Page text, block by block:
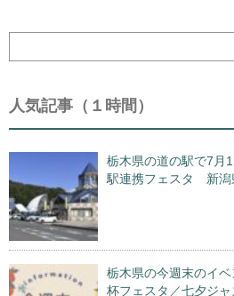
索
人気記事（１時間）
栃木県の道の駅で7月
駅連携フェスタ 新潟
栃木県の今週末のイ
杯フェスタ／七夕ジ